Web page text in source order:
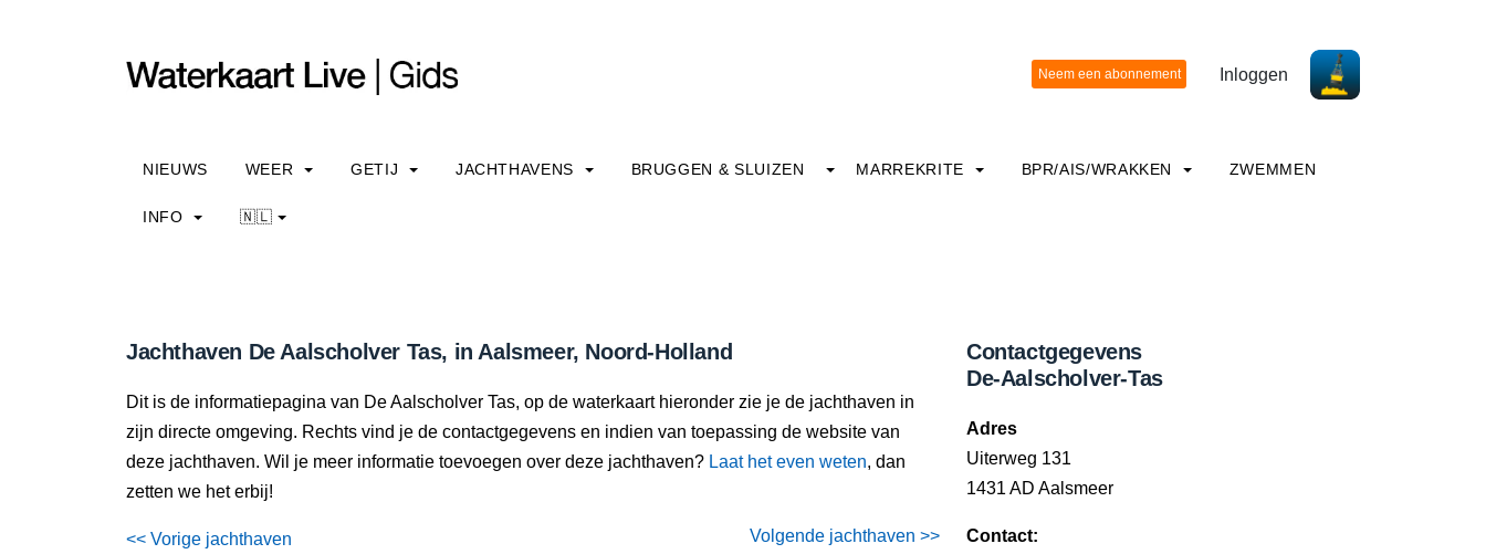
Inloggen
NIEUWS WEER GETIJ JACHTHAVENS BRUGGEN & SLUIZEN MARREKRITE BPR/AIS/WRAKKEN ZWEMMEN
INFO 🇳🇱
Jachthaven De Aalscholver Tas, in Aalsmeer, Noord-Holland
Dit is de informatiepagina van De Aalscholver Tas, op de waterkaart hieronder zie je de jachthaven in
zijn directe omgeving. Rechts vind je de contactgegevens en indien van toepassing de website van
deze jachthaven. Wil je meer informatie toevoegen over deze jachthaven? Laat het even weten, dan
zetten we het erbij!
<< Vorige jachthaven Volgende jachthaven >>
Contactgegevens
De-Aalscholver-Tas
Adres
Uiterweg 131
1431 AD Aalsmeer
Contact: